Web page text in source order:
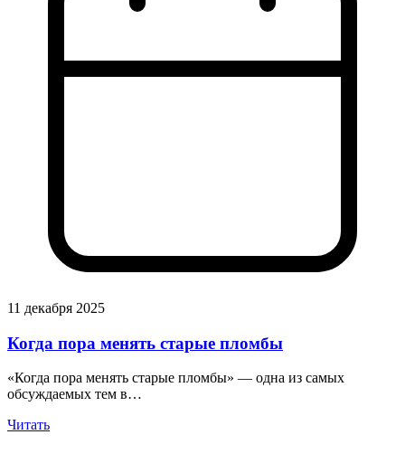
11 декабря 2025
Когда пора менять старые пломбы
«Когда пора менять старые пломбы» — одна из самых
обсуждаемых тем в…
Читать